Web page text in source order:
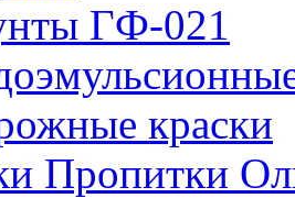
ГФ-021
краски
Пропитки